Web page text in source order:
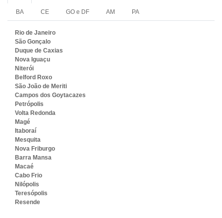
BA CE GO e DF AM PA
Rio de Janeiro
São Gonçalo
Duque de Caxias
Nova Iguaçu
Niterói
Belford Roxo
São João de Meriti
Campos dos Goytacazes
Petrópolis
Volta Redonda
Magé
Itaboraí
Mesquita
Nova Friburgo
Barra Mansa
Macaé
Cabo Frio
Nilópolis
Teresópolis
Resende